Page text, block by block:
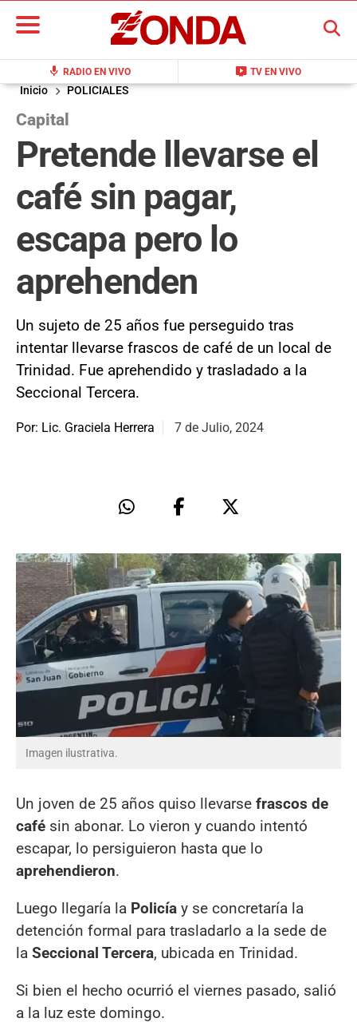
mic RADIO EN VIVO live_tv TV EN VIVO
BUSCAR
Inicio POLICIALES
Capital
Pretende llevarse el
café sin pagar,
escapa pero lo
aprehenden
Un sujeto de 25 años fue perseguido tras
intentar llevarse frascos de café de un local de
Trinidad. Fue aprehendido y trasladado a la
Seccional Tercera.
Por: Lic. Graciela Herrera 7 de Julio, 2024
Imagen ilustrativa.
Un joven de 25 años quiso llevarse frascos de
café sin abonar. Lo vieron y cuando intentó
escapar, lo persiguieron hasta que lo
aprehendieron.
Luego llegaría la Policía y se concretaría la
detención formal para trasladarlo a la sede de
la Seccional Tercera, ubicada en Trinidad.
Si bien el hecho ocurrió el viernes pasado, salió
a la luz este domingo.